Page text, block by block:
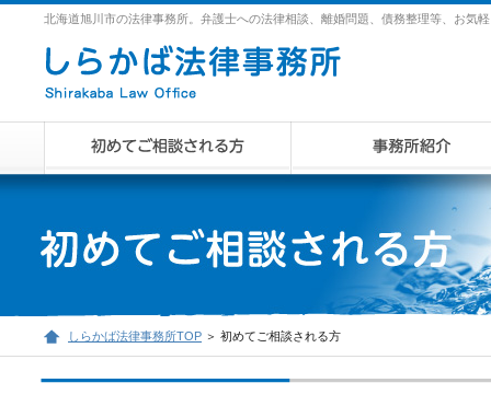
北海道旭川市の法律事務所。弁護士への法律相談、離婚問題、債務整理等、お気
しらかば法律事務所TOP ＞ 初めてご相談される方